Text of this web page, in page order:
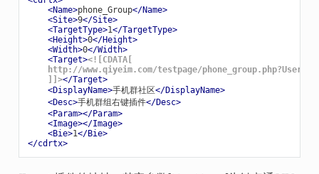
<Name>phone_Group</Name>
<Site>9</Site>
<TargetType>1</TargetType>
<Height>0</Height>
<Width>0</Width>
<Target><![CDATA[
http://www.qiyeim.com/testpage/
    ]]>
</Target>
<DisplayName>手机群社区</DisplayName>
<Desc>手机群组右键插件</Desc>
<Param></Param>
<Image></Image>
<Bie>1</Bie>
</cdrtx>